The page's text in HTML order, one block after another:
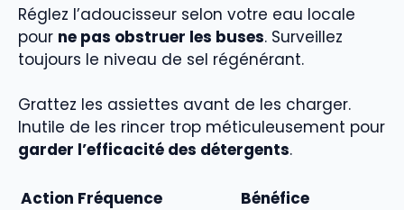
Réglez l’adoucisseur selon votre eau locale
pour ne pas obstruer les buses. Surveillez
toujours le niveau de sel régénérant.
Grattez les assiettes avant de les charger.
Inutile de les rincer trop méticuleusement pour
garder l’efficacité des détergents.
Action Fréquence
Bénéfice